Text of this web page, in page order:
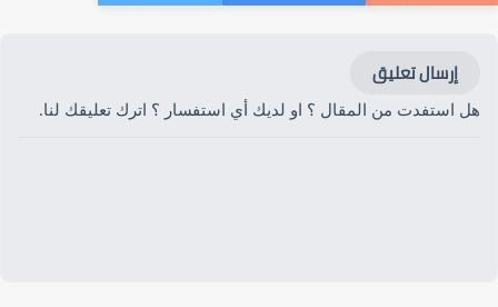
إرسال تعليق
هل استفدت من المقال ؟ او لديك أي استفسار ؟ اترك تعليقك لنا.